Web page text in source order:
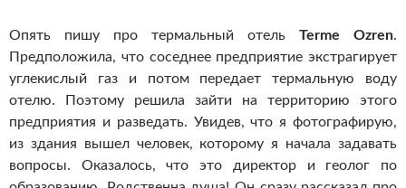
Опять пишу про термальный отель Terme Ozren.
Предположила, что соседнее предприятие экстрагирует
углекислый газ и потом передает термальную воду
отелю. Поэтому решила зайти на территорию этого
предприятия и разведать. Увидев, что я фотографирую,
из здания вышел человек, которому я начала задавать
вопросы. Оказалось, что это директор и геолог по